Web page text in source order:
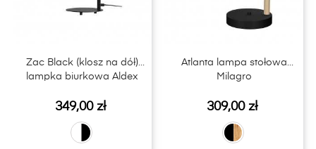
Zac Black (klosz na dół)
lampka biurkowa Aldex
Cena
349,00 zł
Atlanta lampa stołowa
Milagro
Cena
309,00 zł